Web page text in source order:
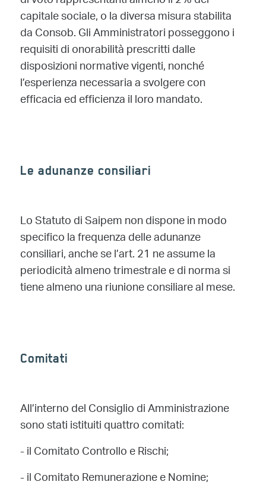
capitale sociale, o la diversa misura stabilita
da Consob. Gli Amministratori posseggono i
requisiti di onorabilità prescritti dalle
disposizioni normative vigenti, nonché
l’esperienza necessaria a svolgere con
efficacia ed efficienza il loro mandato.
Le adunanze consiliari
Lo Statuto di Saipem non dispone in modo
specifico la frequenza delle adunanze
consiliari, anche se l’art. 21 ne assume la
periodicità almeno trimestrale e di norma si
tiene almeno una riunione consiliare al mese.
Comitati
All’interno del Consiglio di Amministrazione
sono stati istituiti quattro comitati:
-il Comitato Controllo e Rischi;
-il Comitato Remunerazione e Nomine;